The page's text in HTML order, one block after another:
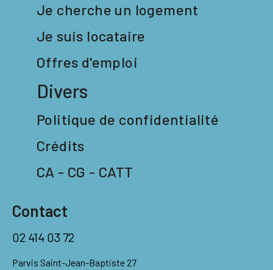
Je cherche un logement
Je suis locataire
Offres d'emploi
Divers
Politique de confidentialité
Crédits
CA - CG - CATT
Contact
02 414 03 72
Parvis Saint-Jean-Baptiste 27